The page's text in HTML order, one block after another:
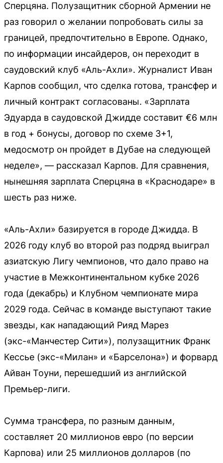
Сперцяна. Полузащитник сборной Армении не
раз говорил о желании попробовать силы за
границей, предпочтительно в Европе. Однако,
по информации инсайдеров, он переходит в
саудовский клуб «Аль-Ахли». Журналист Иван
Карпов сообщил, что сделка готова, трансфер и
личный контракт согласованы. «Зарплата
Эдуарда в саудовской Джидде составит €6 млн
в год + бонусы, договор по схеме 3+1,
медосмотр он пройдет в Дубае на следующей
неделе», — рассказал Карпов. Для сравнения,
нынешняя зарплата Сперцяна в «Краснодаре» в
шесть раз ниже.
«Аль-Ахли» базируется в городе Джидда. В
2026 году клуб во второй раз подряд выиграл
азиатскую Лигу чемпионов, что дало право на
участие в Межконтинентальном кубке 2026
года (декабрь) и Клубном чемпионате мира
2029 года. Сейчас в команде выступают такие
звезды, как нападающий Рияд Марез
(экс-«Манчестер Сити»), полузащитник Франк
Кессье (экс-«Милан» и «Барселона») и форвард
Айван Тоуни, перешедший из английской
Премьер-лиги.
Сумма трансфера, по разным данным,
составляет 20 миллионов евро (по версии
Карпова) или 25 миллионов долларов (по